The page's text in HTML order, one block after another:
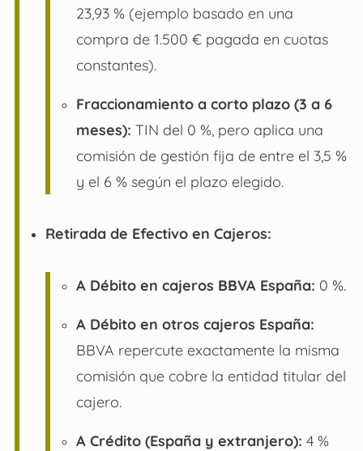
23,93 % (ejemplo basado en una
compra de 1.500 € pagada en cuotas
constantes).
Fraccionamiento a corto plazo (3 a 6
meses): TIN del 0 %, pero aplica una
comisión de gestión fija de entre el 3,5 %
y el 6 % según el plazo elegido.
Retirada de Efectivo en Cajeros:
A Débito en cajeros BBVA España: 0 %.
A Débito en otros cajeros España:
BBVA repercute exactamente la misma
comisión que cobre la entidad titular del
cajero.
A Crédito (España y extranjero): 4 %